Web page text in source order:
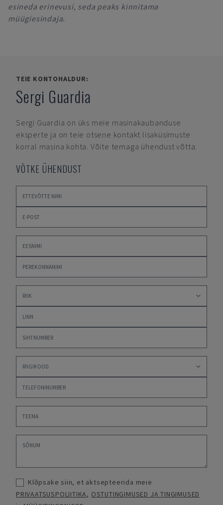
esineda erinevusi, seda peaks kinnitama
müügiesindaja.
TEIE KONTOHALDUR:
Sergi Guardia
Sergi Guardia on üks meie masinakaubanduse
eksperte ja on teie otsene kontakt lisaküsimuste
korral masina kohta. Võite temaga ühendust võtta.
VÕTKE ÜHENDUST
Klõpsake siin, et aktsepteerida meie
PRIVAATSUSPOLIITIKA, OSTUTINGIMUSED JA TINGIMUSED